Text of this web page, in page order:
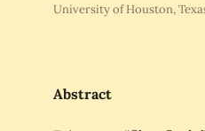
University of Houston,
Abstract